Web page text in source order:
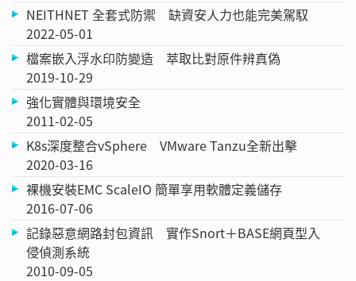
NEITHNET 全套式防禦 缺資安人力也能完美駕馭
2022-05-01
檔案嵌入浮水印防變造 萃取比對原件辨真偽
2019-10-29
強化實體與環境安全
2011-02-05
K8s深度整合vSphere VMware Tanzu全新出擊
2020-03-16
裸機安裝EMC ScaleIO 簡單享用軟體定義儲存
2016-07-06
記錄惡意網路封包資訊 實作Snort＋BASE網頁型入
侵偵測系統
2010-09-05